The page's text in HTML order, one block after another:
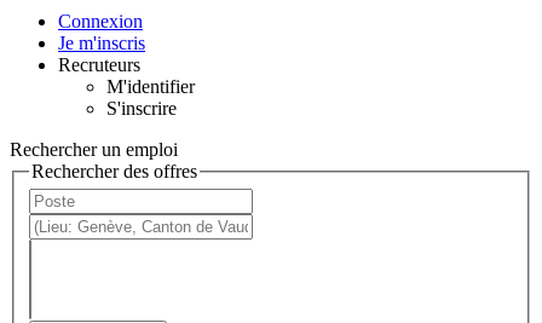
Connexion
Je m'inscris
Recruteurs
M'identifier
S'inscrire
Rechercher un emploi
Rechercher des offres